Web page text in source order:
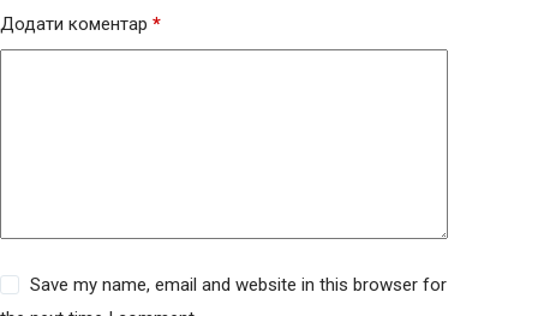
Додати коментар *
Save my name, email and website in this browser for